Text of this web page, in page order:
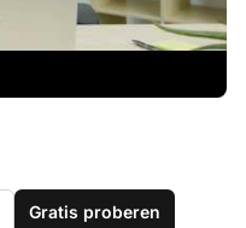
Gratis proberen